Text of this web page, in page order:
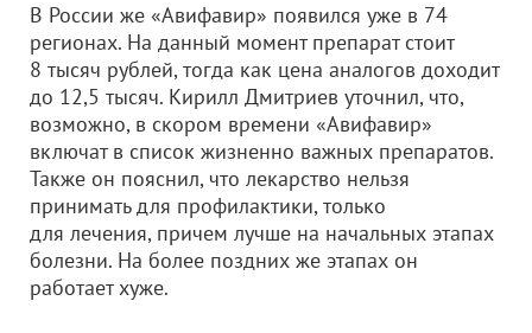
В России же «Авифавир» появился уже в 74
регионах. На данный момент препарат стоит
8 тысяч рублей, тогда как цена аналогов доходит
до 12,5 тысяч. Кирилл Дмитриев уточнил, что,
возможно, в скором времени «Авифавир»
включат в список жизненно важных препаратов.
Также он пояснил, что лекарство нельзя
принимать для профилактики, только
для лечения, причем лучше на начальных этапах
болезни. На более поздних же этапах он
работает хуже.